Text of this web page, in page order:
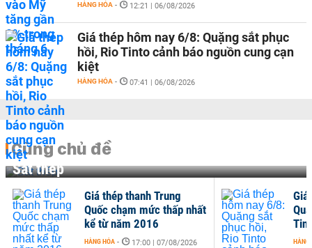
HÀNG HÓA - 12:21 | 06/08/2026
Giá thép hôm nay 6/8: Quặng sắt phục
hồi, Rio Tinto cảnh báo nguồn cung cạn
kiệt
HÀNG HÓA - 07:41 | 06/08/2026
Cùng chủ đề
Sắt thép
Giá thép thanh Trung
Quốc chạm mức thấp nhất
kể từ năm 2016
HÀNG HÓA - 17:00 | 07/08/2026 HÀNG